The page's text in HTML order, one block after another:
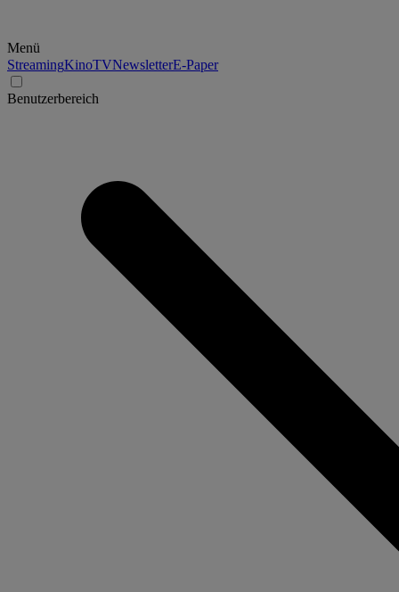
Menü
StreamingKinoTVNewsletterE-Paper
Benutzerbereich